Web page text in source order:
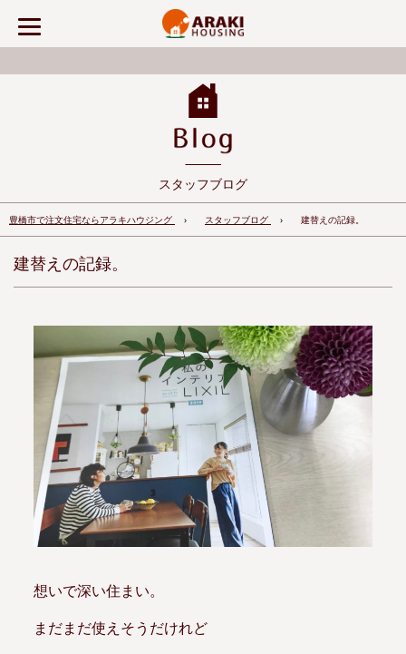
スタッフブログ
豊橋市で注文住宅ならアラキハウジング スタッフブログ 建替えの記録。
建替えの記録。
想いで深い住まい。
まだまだ使えそうだけれど